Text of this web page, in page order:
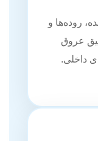
روده‌ها و
عروق
داخلی.